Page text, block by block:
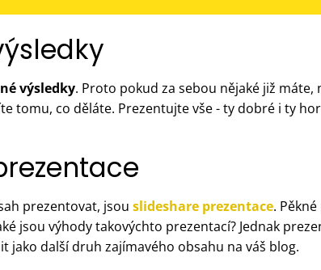
výsledky. Proto pokud za sebou nějaké již
tomu, co děláte. Prezentujte vše - ty dobré i ty
prezentovat, jsou slideshare prezentace.
jsou výhody takovýchto prezentací? Jednak
jako další druh zajímavého obsahu na váš blog.